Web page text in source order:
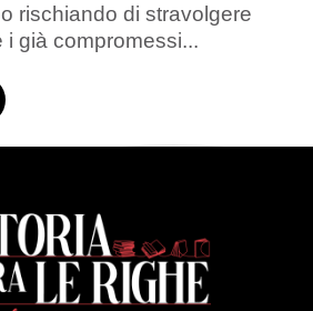
rischiando di stravolgere
i già compromessi...